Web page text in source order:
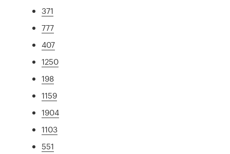
371
777
407
1250
198
1159
1904
1103
551